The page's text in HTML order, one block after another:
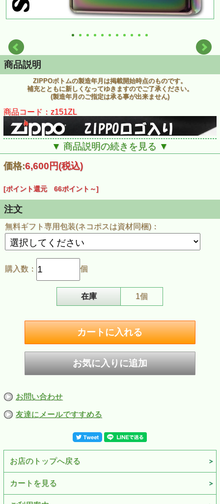
商品説明
ZIPPOボトムの製造年月は掲載開始時点のものです。
補充とともに新しくなってゆきますのでご了承ください。
(製造年月のご指定は承る事が出来ません)
商品コード：z151ZL
ZIPPO/151Multi Color（旧名称 スペクトラム）ZIPPOロゴ入り #151ZL
表面は新PVD加工を施した斬新な美しい虹色で、商品個々によって様々
な色合いに変化します。
■仕様：PVD加工 #151マルチカラー（ 旧名称 スペクトラム) ジッポベー
ス、ZIPPOロゴレーザー彫刻、裏面無地
■ケース：レギュラーケース
■付属品：ZIPPO社専用箱、ZIPPO社保証書
※ご注意
・お客様のご利用のブラウザの環境により商品の色合いが実際のものと
多少異なる場合がございますので、予めご了承ください。
▼ 商品説明の続きを見る ▼
価格:6,600円(税込)
[ポイント還元 66ポイント～]
注文
無料ギフト専用包装(ネコポスは資材同梱)：
購入数： 個
在庫 1個
お問い合わせ
友達にメールですすめる
お店のトップへ戻る
カートを見る